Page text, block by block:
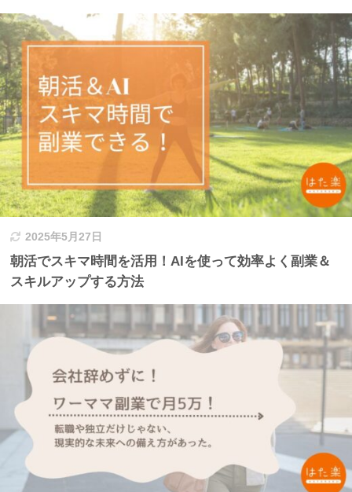
2025年5月27日
朝活でスキマ時間を活用！AIを使って効率よく副業＆
スキルアップする方法